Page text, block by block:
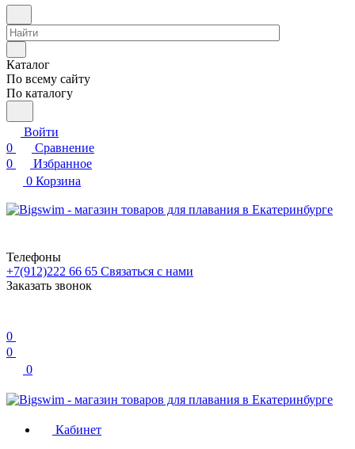
Каталог
По всему сайту
По каталогу
Войти
0
Сравнение
0
Избранное
0 Корзина
Телефоны
+7(912)222 66 65 Связаться с нами
Заказать звонок
0
0
0
Кабинет